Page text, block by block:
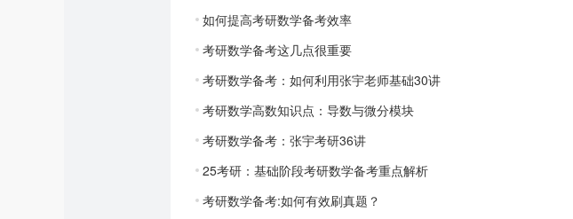
如何提高考研数学备考效率
考研数学备考这几点很重要
考研数学备考：如何利用张宇老师基础30讲
考研数学高数知识点：导数与微分模块
考研数学备考：张宇考研36讲
25考研：基础阶段考研数学备考重点解析
考研数学备考:如何有效刷真题？